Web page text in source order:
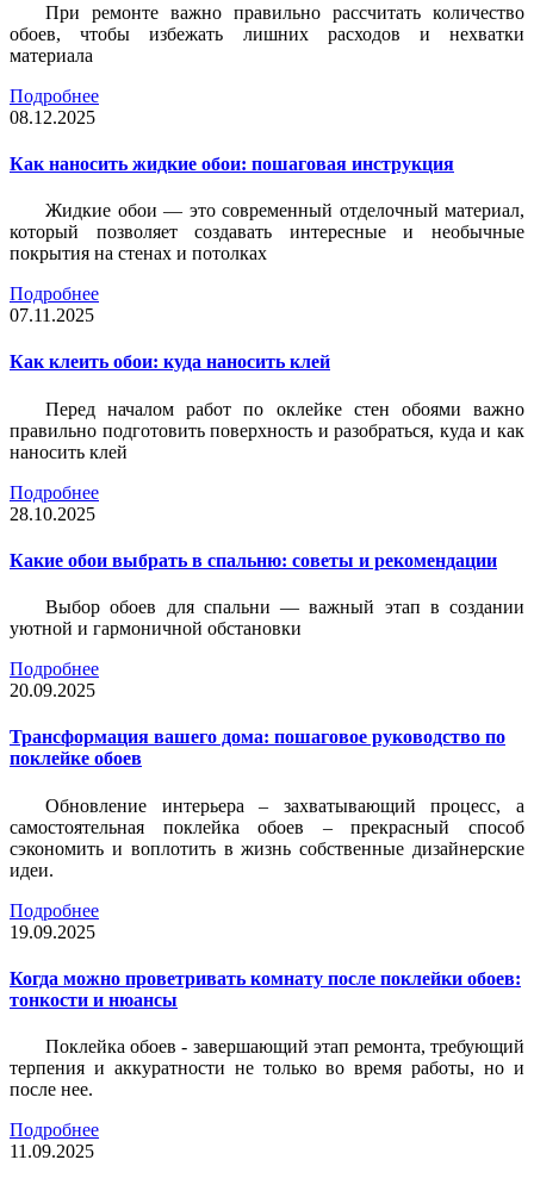
При ремонте важно правильно рассчитать количество
обоев, чтобы избежать лишних расходов и нехватки
материала
Подробнее
08.12.2025
Как наносить жидкие обои: пошаговая инструкция
Жидкие обои — это современный отделочный материал,
который позволяет создавать интересные и необычные
покрытия на стенах и потолках
Подробнее
07.11.2025
Как клеить обои: куда наносить клей
Перед началом работ по оклейке стен обоями важно
правильно подготовить поверхность и разобраться, куда и как
наносить клей
Подробнее
28.10.2025
Какие обои выбрать в спальню: советы и рекомендации
Выбор обоев для спальни — важный этап в создании
уютной и гармоничной обстановки
Подробнее
20.09.2025
Трансформация вашего дома: пошаговое руководство по
поклейке обоев
Обновление интерьера – захватывающий процесс, а
самостоятельная поклейка обоев – прекрасный способ
сэкономить и воплотить в жизнь собственные дизайнерские
идеи.
Подробнее
19.09.2025
Когда можно проветривать комнату после поклейки обоев:
тонкости и нюансы
Поклейка обоев - завершающий этап ремонта, требующий
терпения и аккуратности не только во время работы, но и
после нее.
Подробнее
11.09.2025